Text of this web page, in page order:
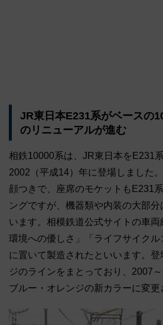
JR東日本E231系がベースの
のリニューアルが進む
相鉄10000系は、JR東日本をE231
2002（平成14）年に登場しました
顔つきで、座席のモケットもE231
ングですが、機器類や内装の大部
います。相模鉄道公式サイトの車両
環境への優しさ」「ライフサイク
に置いて製造されたといいます。
ジのラインをまとっており、2007
ブルー・オレンジの新カラーに変更